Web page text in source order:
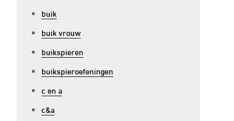
buik
buik vrouw
buikspieren
buikspieroefeningen
c en a
c&a